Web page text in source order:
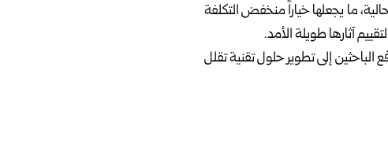
ما يجعلها خياراً منخفض التكلفة
آثارها طويلة الأمد.
الباحثين إلى تطوير حلول تقنية تقلل